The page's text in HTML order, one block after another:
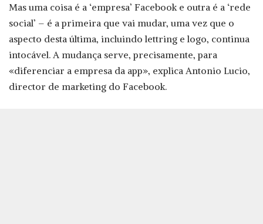
Mas uma coisa é a ‘empresa’ Facebook e outra é a ‘rede
social’ – é a primeira que vai mudar, uma vez que o
aspecto desta última, incluindo lettring e logo, continua
intocável. A mudança serve, precisamente, para
«diferenciar a empresa da app», explica Antonio Lucio,
director de marketing do Facebook.